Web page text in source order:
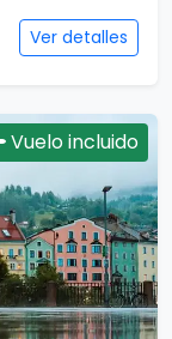
Ver detalles
Vuelo incluido